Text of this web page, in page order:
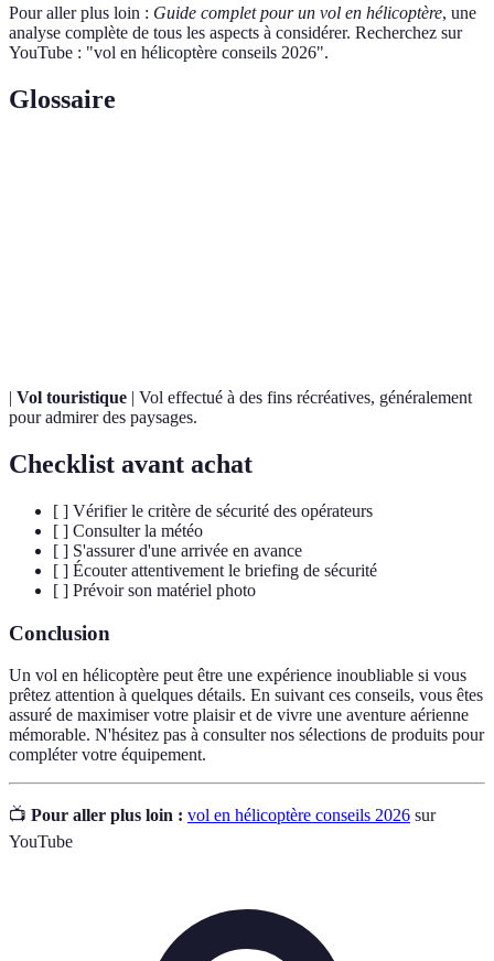
Pour aller plus loin : Guide complet pour un vol en hélicoptère, une
analyse complète de tous les aspects à considérer. Recherchez sur
YouTube : "vol en hélicoptère conseils 2026".
Glossaire
| Vol touristique | Vol effectué à des fins récréatives, généralement
pour admirer des paysages.
Checklist avant achat
[ ] Vérifier le critère de sécurité des opérateurs
[ ] Consulter la météo
[ ] S'assurer d'une arrivée en avance
[ ] Écouter attentivement le briefing de sécurité
[ ] Prévoir son matériel photo
Conclusion
Un vol en hélicoptère peut être une expérience inoubliable si vous
prêtez attention à quelques détails. En suivant ces conseils, vous êtes
assuré de maximiser votre plaisir et de vivre une aventure aérienne
mémorable. N'hésitez pas à consulter nos sélections de produits pour
compléter votre équipement.
📺 Pour aller plus loin : vol en hélicoptère conseils 2026 sur
YouTube